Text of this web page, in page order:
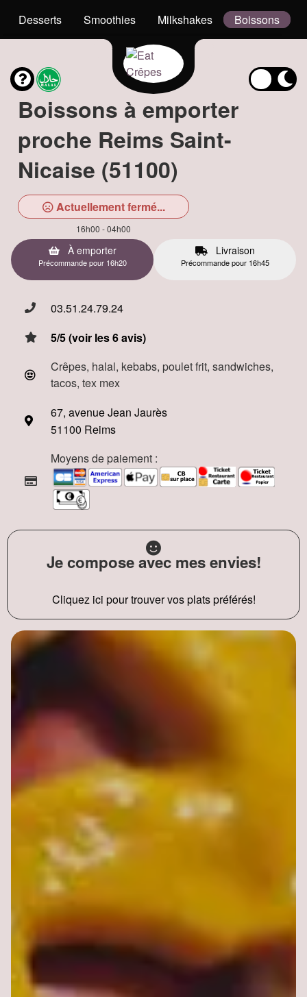
Desserts Smoothies Milkshakes Boissons
Boissons à emporter
proche Reims Saint-
Nicaise (51100)
Actuellement fermé...
16h00 - 04h00
À emporter
Précommande pour 16h20
Livraison
Précommande pour 16h45
03.51.24.79.24
5/5 (voir les 6 avis)
Crêpes, halal, kebabs, poulet frit, sandwiches,
tacos, tex mex
67, avenue Jean Jaurès
51100 Reims
Moyens de paiement :
Je compose avec mes envies!
Cliquez ici pour trouver vos plats préférés!